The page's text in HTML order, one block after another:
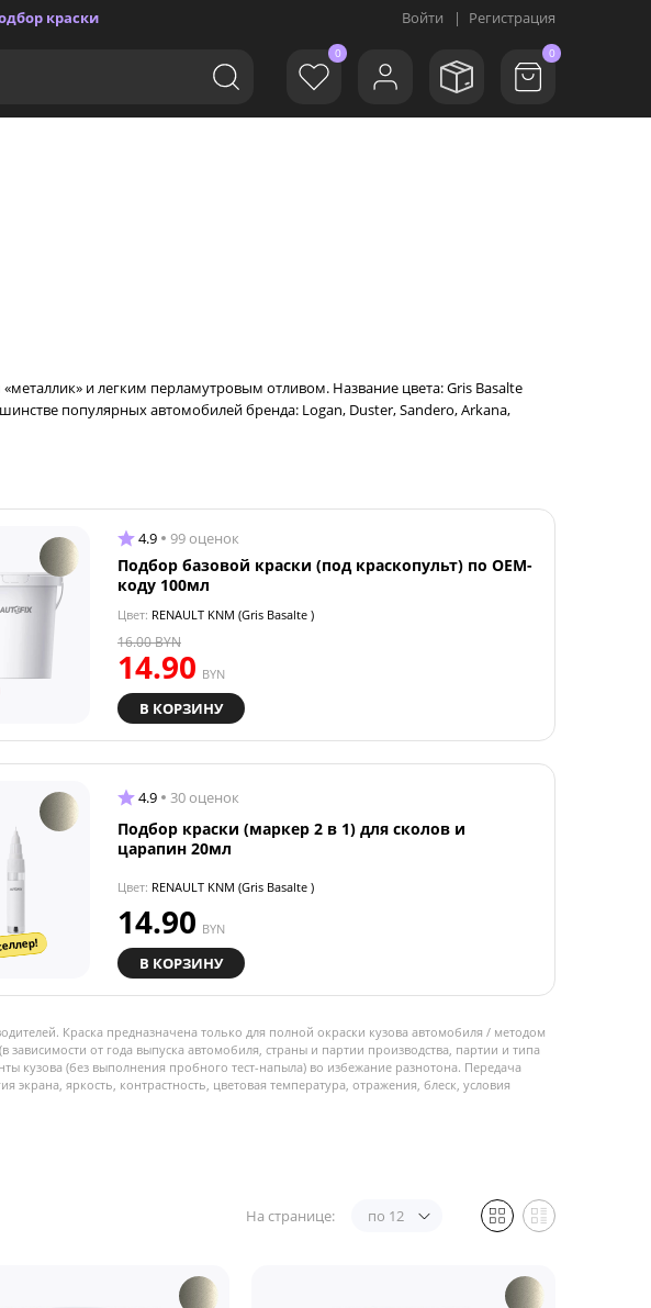
краски Войти | Регистрация
0 0
и легким перламутровым отливом. Название цвета: Gris Basalte
популярных автомобилей бренда: Logan, Duster, Sandero, Arkana,
4.9 99 оценок
Подбор базовой краски (под краскопульт) по OEM-
коду 100мл
Цвет: RENAULT KNM (Gris Basalte )
14.90 BYN
16.00BYN
В КОРЗИНУ
4.9 30 оценок
Подбор краски (маркер 2 в 1) для сколов и
царапин 20мл
Цвет: RENAULT KNM (Gris Basalte )
14.90 BYN
В КОРЗИНУ
Краска предназначена только для полной окраски кузова автомобиля / методом
(в зависимости от года выпуска автомобиля, страны и партии производства, партии и типа
кузова (без выполнения пробного тест-напыла) во избежание разнотона. Передача
экрана, яркость, контрастность, цветовая температура, отражения, блеск, условия
На странице: по 12